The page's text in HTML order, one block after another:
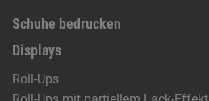
Schuhe bedrucken
Displays
Roll-Ups